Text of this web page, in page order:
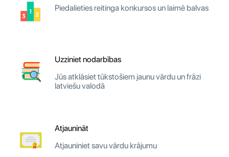
Piedalieties reitinga konkursos un laimē balvas
Uzziniet nodarbības
Jūs atklāsiet tūkstošiem jaunu vārdu un frāzi
latviešu valodā
Atjaunināt
Atjauniniet savu vārdu krājumu